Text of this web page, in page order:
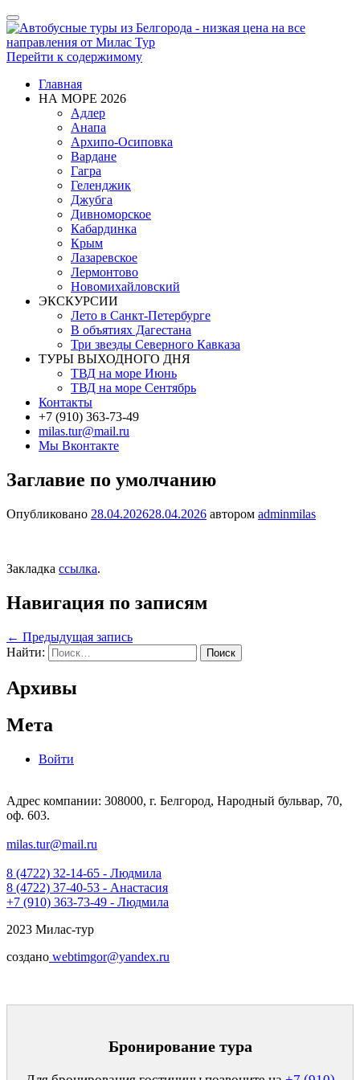
Показать/
Скрыть
навигацию
Перейти к содержимому
Главная
НА МОРЕ 2026
Адлер
Анапа
Архипо-Осиповка
Вардане
Гагра
Геленджик
Джубга
Дивноморское
Кабардинка
Крым
Лазаревское
Лермонтово
Новомихайловский
ЭКСКУРСИИ
Лето в Санкт-Петербурге
В объятиях Дагестана
Три звезды Северного Кавказа
ТУРЫ ВЫХОДНОГО ДНЯ
ТВД на море Июнь
ТВД на море Сентябрь
Контакты
+7 (910) 363-73-49
milas.tur@mail.ru
Мы Вконтакте
Заглавие по умолчанию
Опубликовано 28.04.202628.04.2026 автором adminmilas
Закладка ссылка.
Навигация по записям
← Предыдущая запись
Найти:
Архивы
Мета
Войти
Адрес компании: 308000, г. Белгород, Народный бульвар, 70,
оф. 603.
milas.tur@mail.ru
8 (4722) 32-14-65 - Людмила
8 (4722) 37-40-53 - Анастасия
+7 (910) 363-73-49 - Людмила
2023 Милас-тур
создано webtimgor@yandex.ru
Бронирование тура